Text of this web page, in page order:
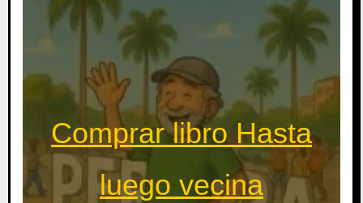
Comprar libro Hasta
luego vecina